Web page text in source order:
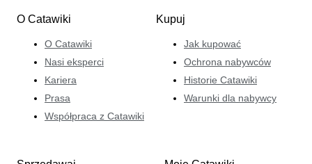
O Catawiki
O Catawiki
Nasi eksperci
Kariera
Prasa
Współpraca z Catawiki
Kupuj
Jak kupować
Ochrona nabywców
Historie Catawiki
Warunki dla nabywcy